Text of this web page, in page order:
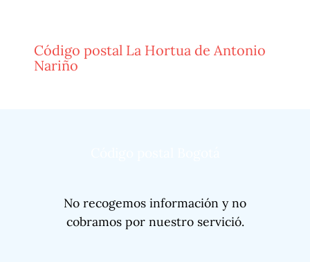
Código postal La Hortua de Antonio
Nariño
No recogemos información y no
cobramos por nuestro servició.